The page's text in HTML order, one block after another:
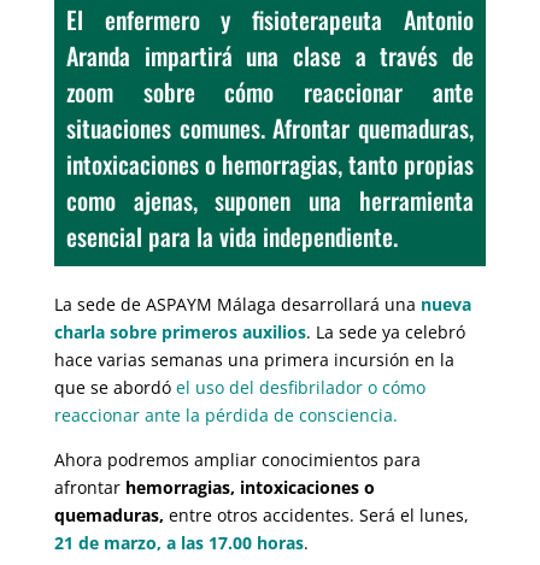
El enfermero y fisioterapeuta Antonio
Aranda impartirá una clase a través de
zoom sobre cómo reaccionar ante
situaciones comunes. Afrontar quemaduras,
intoxicaciones o hemorragias, tanto propias
como ajenas, suponen una herramienta
esencial para la vida independiente.
La sede de ASPAYM Málaga desarrollará una nueva
charla sobre primeros auxilios. La sede ya celebró
hace varias semanas una primera incursión en la
que se abordó el uso del desfibrilador o cómo
reaccionar ante la pérdida de consciencia.
Ahora podremos ampliar conocimientos para
afrontar hemorragias, intoxicaciones o
quemaduras, entre otros accidentes. Será el lunes,
21 de marzo, a las 17.00 horas.